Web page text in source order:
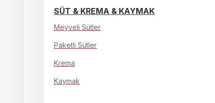
SÜT & KREMA & KAYMAK
Meyveli Sütler
Paketli Sütler
Krema
Kaymak